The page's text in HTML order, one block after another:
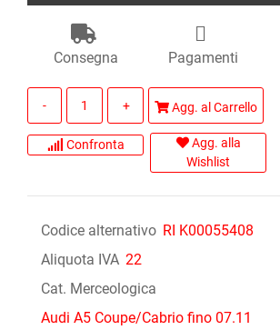
Consegna Pagamenti
Agg. al Carrello
Confronta
Agg. alla
Wishlist
Codice alternativo RI K00055408
Aliquota IVA 22
Cat. Merceologica
Audi A5 Coupe/Cabrio fino 07.11